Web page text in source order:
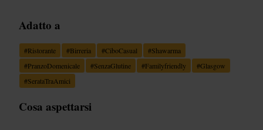
Adatto a
#Ristorante #Birreria #CiboCasual #Shawarma
#PranzoDomenicale #SenzaGlutine #Familyfriendly #Glasgow
#SerataTraAmici
Cosa aspettarsi